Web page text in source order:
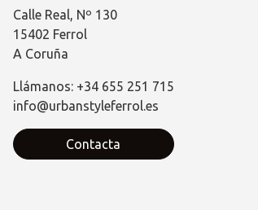
Calle Real, Nº 130
15402 Ferrol
A Coruña
Llámanos: +34 655 251 715
info@urbanstyleferrol.es
Contacta